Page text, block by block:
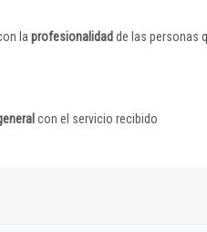
la profesionalidad de las personas
con el servicio recibido